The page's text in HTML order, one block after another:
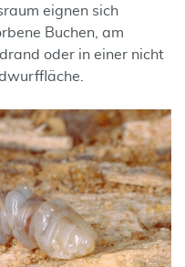
eignen sich
Buchen, am
oder in einer nicht